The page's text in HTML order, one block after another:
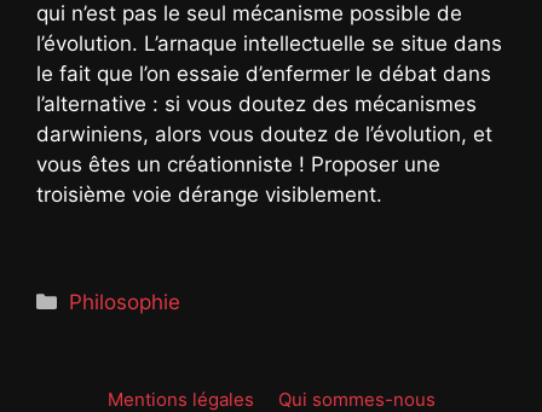
qui n’est pas le seul mécanisme possible de
l’évolution. L’arnaque intellectuelle se situe dans
le fait que l’on essaie d’enfermer le débat dans
l’alternative : si vous doutez des mécanismes
darwiniens, alors vous doutez de l’évolution, et
vous êtes un créationniste ! Proposer une
troisième voie dérange visiblement.
Catégories
Philosophie
Mentions légales
Qui sommes-nous